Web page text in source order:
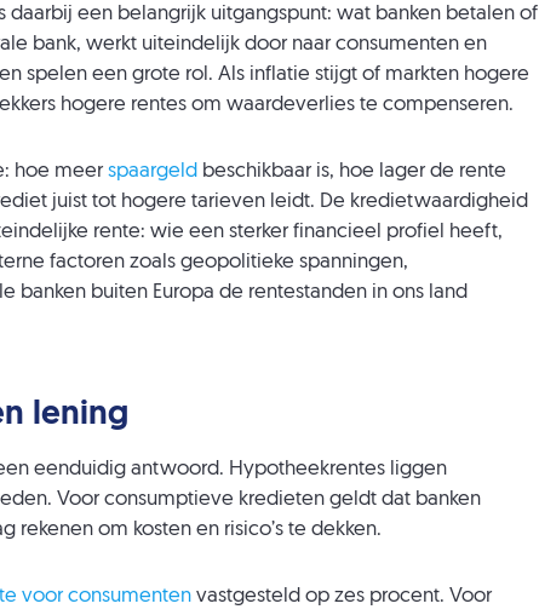
daarbij een belangrijk uitgangspunt: wat banken betalen of
bank, werkt uiteindelijk door naar consumenten en
spelen een grote rol. Als inflatie stijgt of markten hogere
hogere rentes om waardeverlies te compenseren.
hoe meer spaargeld beschikbaar is, hoe lager de rente
juist tot hogere tarieven leidt. De kredietwaardigheid
rente: wie een sterker financieel profiel heeft,
factoren zoals geopolitieke spanningen,
banken buiten Europa de rentestanden in ons land
lening
eenduidig antwoord. Hypotheekrentes liggen
Voor consumptieve kredieten geldt dat banken
rekenen om kosten en risico’s te dekken.
voor consumenten vastgesteld op zes procent. Voor